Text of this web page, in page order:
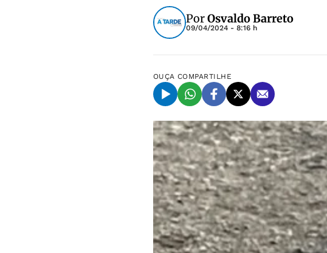
PorOsvaldo Barreto
09/04/2024 - 8:16 h
OUÇA COMPARTILHE